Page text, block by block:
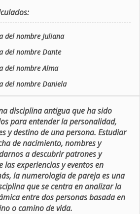
del nombre Juliana
del nombre Dante
del nombre Alma
del nombre Daniela
disciplina antigua que ha sido
para entender la personalidad,
y destino de una persona. Estudiar
de nacimiento, nombres y
a descubrir patrones y
las experiencias y eventos en
la numerologia de pareja es una
que se centra en analizar la
entre dos personas basada en
o camino de vida.